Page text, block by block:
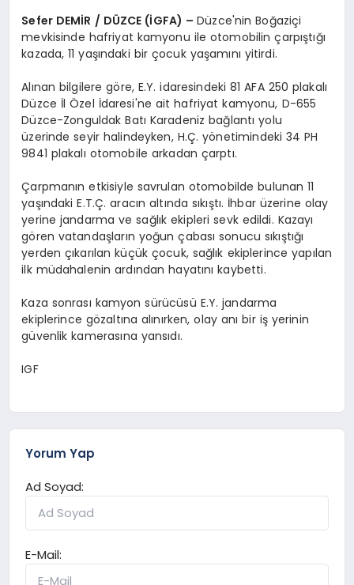
Sefer DEMİR / DÜZCE (İGFA) –Düzce'nin Boğaziçi
mevkisinde hafriyat kamyonu ile otomobilin çarpıştığı
kazada, 11 yaşındaki bir çocuk yaşamını yitirdi.
Alınan bilgilere göre, E.Y. idaresindeki 81 AFA 250 plakalı
Düzce İl Özel İdaresi'ne ait hafriyat kamyonu, D-655
Düzce-Zonguldak Batı Karadeniz bağlantı yolu
üzerinde seyir halindeyken, H.Ç. yönetimindeki 34 PH
9841 plakalı otomobile arkadan çarptı.
Çarpmanın etkisiyle savrulan otomobilde bulunan 11
yaşındaki E.T.Ç. aracın altında sıkıştı. İhbar üzerine olay
yerine jandarma ve sağlık ekipleri sevk edildi. Kazayı
gören vatandaşların yoğun çabası sonucu sıkıştığı
yerden çıkarılan küçük çocuk, sağlık ekiplerince yapılan
ilk müdahalenin ardından hayatını kaybetti.
Kaza sonrası kamyon sürücüsü E.Y. jandarma
ekiplerince gözaltına alınırken, olay anı bir iş yerinin
güvenlik kamerasına yansıdı.
IGF
Yorum Yap
Ad Soyad:
E-Mail: